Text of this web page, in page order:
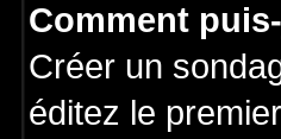
Comment
Créer un
éditez le